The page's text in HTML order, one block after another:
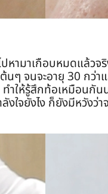
มาเกือบหมดแล้วจ
ๆ จนจะอายุ 30 กว่
ห้รู้สึกท้อเหมือนกันน
ใจยังไง ก็ยังมีหวัง